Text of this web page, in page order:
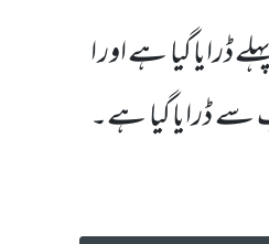
ڈرایا گیا ہے اور ا
ڈرایا گیا ہے۔